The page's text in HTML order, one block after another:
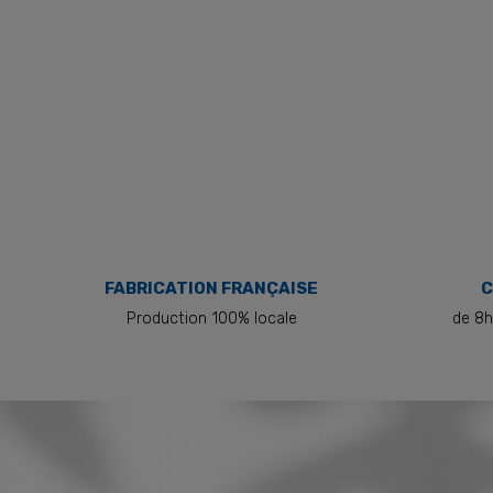
FABRICATION FRANÇAISE
Production 100% locale de